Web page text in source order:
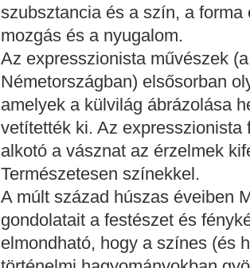
szubsztancia és a szín, a
mozgás és a nyugalom.
Az expresszionista művészek
Németországban) elsősorban
amelyek a külvilág ábrázolása
vetítették ki. Az
alkotó a vásznat az érzelmek
Természetesen színekkel.
A múlt század húszas éveiben
gondolatait a festészet és
elmondható, hogy a színes (és